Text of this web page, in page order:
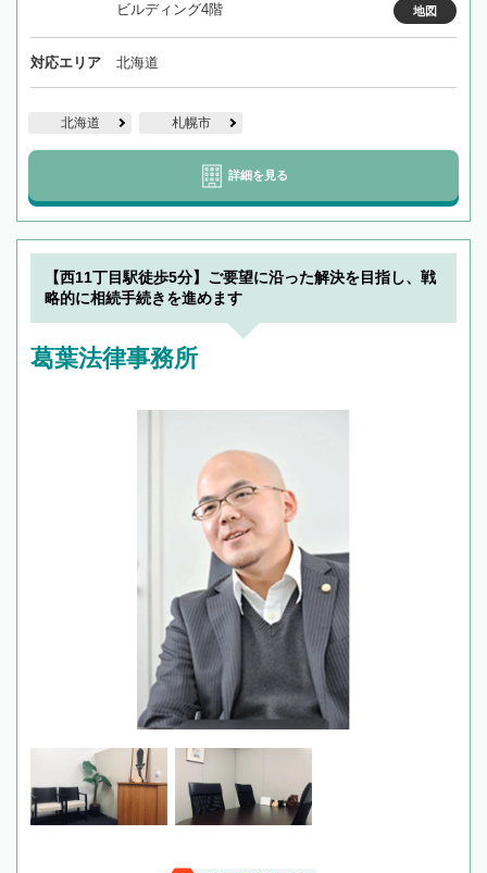
ビルディング4階
地図
対応エリア 北海道
北海道 札幌市
詳細を見る
【西11丁目駅徒歩5分】ご要望に沿った解決を目指し、戦
略的に相続手続きを進めます
葛葉法律事務所